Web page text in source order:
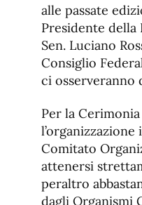
alle passate
Presidente della
Sen. Luciano
Consiglio
ci osserveranno
Per la
Comitato
attenersi
peraltro
dagli Organismi